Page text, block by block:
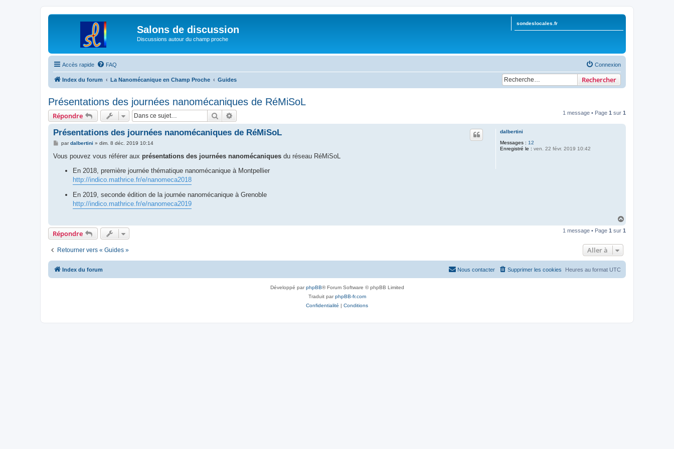
Salons de discussion
Discussions autour du champ proche
sondeslocales.fr
Accès rapide FAQ Connexion
Index du forum La Nanomécanique en Champ Proche Guides Rechercher
Présentations des journées nanomécaniques de RéMiSoL
Répondre Rechercher 1 message • Page 1 sur 1
dalbertini
Messages : 12
Enregistré le : ven. 22 févr. 2019 10:42
Présentations des journées nanomécaniques de RéMiSoL
M
s
pardalbertini » dim. 8 déc. 2019 10:14
Vous pouvez vous référer aux présentations des journées nanomécaniques du réseau RéMiSoL
En 2018, première journée thématique nanomécanique à Montpellier
http://indico.mathrice.fr/e/nanomeca2018
En 2019, seconde édition de la journée nanomécanique à Grenoble
http://indico.mathrice.fr/e/nanomeca2019
u
Répondre 1 message • Page 1 sur 1
Retourner vers « Guides » Aller à
Index du forum Heures au format UTC
Supprimer les cookies
Nous contacter
Développé parphpBB® Forum Software © phpBB Limited
Traduit parphpBB-fr.com
Confidentialité | Conditions